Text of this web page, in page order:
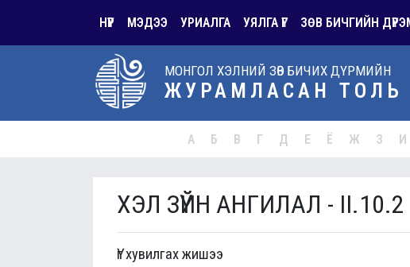
НҮҮР МЭДЭЭ УРИАЛГА УЯЛГА ҮГ ЗӨВ БИЧГИЙН
МОНГОЛ ХЭЛНИЙ ЗӨВ БИЧИХ ДҮРМИЙН
ЖУРАМЛАСАН ТОЛЬ
А Б В Г Д Е Ё Ж З И
ХЭЛ ЗҮЙН АНГИЛАЛ - II.10.2
Үг хувилгах жишээ